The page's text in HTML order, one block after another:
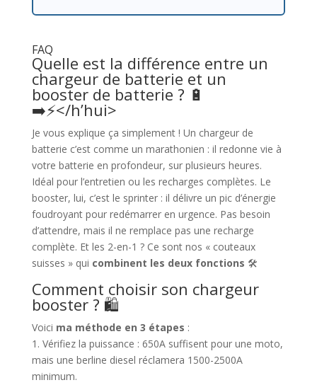
FAQ
Quelle est la différence entre un
chargeur de batterie et un
booster de batterie ? 🔋
➡️⚡</h’hui>
Je vous explique ça simplement ! Un chargeur de
batterie c’est comme un marathonien : il redonne vie à
votre batterie en profondeur, sur plusieurs heures.
Idéal pour l’entretien ou les recharges complètes. Le
booster, lui, c’est le sprinter : il délivre un pic d’énergie
foudroyant pour redémarrer en urgence. Pas besoin
d’attendre, mais il ne remplace pas une recharge
complète. Et les 2-en-1 ? Ce sont nos « couteaux
suisses » qui combinent les deux fonctions 🛠️
Comment choisir son chargeur
booster ? 🛍️
Voici ma méthode en 3 étapes :
1. Vérifiez la puissance : 650A suffisent pour une moto,
mais une berline diesel réclamera 1500-2500A
minimum.